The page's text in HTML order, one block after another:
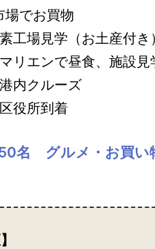
でお買物
場見学（お土産付き
リエンで昼食、施設見
内クルーズ
所到着
50名 グルメ・お買い